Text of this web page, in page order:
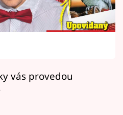
Vary
vás provedou